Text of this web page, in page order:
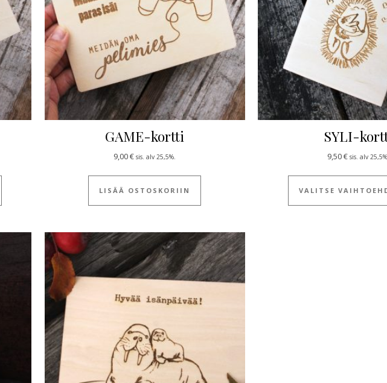
Tällä tuotteella on useampi muunnelma. Voit tehdä valinnat tuotteen sivulla.
GAME-kortti
9,00€ sis. alv 25,5%.
LISÄÄ OSTOSKORIIN
SYLI-
9,50€ sis. alv
VALITSE